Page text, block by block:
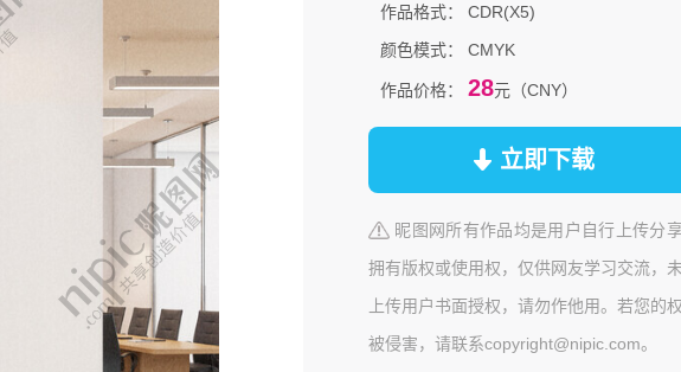
作品格式：
CDR(X5)
颜色模式：
CMYK
作品价格： 28元（CNY）
立即下载
昵图网所有作品均是用户自行上传分
拥有版权或使用权，仅供网友学习交流，
上传用户书面授权，请勿作他用。若您的
被侵害，请联系copyright@nipic.com。